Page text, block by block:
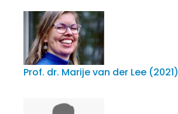
Prof. dr. Marije van der Lee (2021)